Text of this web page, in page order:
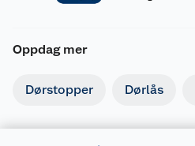
Oppdag mer
Dørstopper Dørlås